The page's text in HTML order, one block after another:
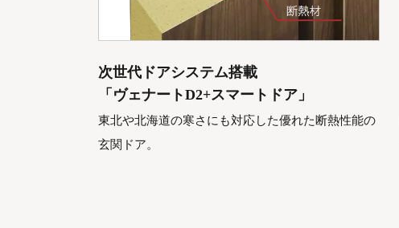
次世代ドアシステム搭載
「ヴェナートD2+スマートドア」
東北や北海道の寒さにも対応した優れた断熱性能の
玄関ドア。